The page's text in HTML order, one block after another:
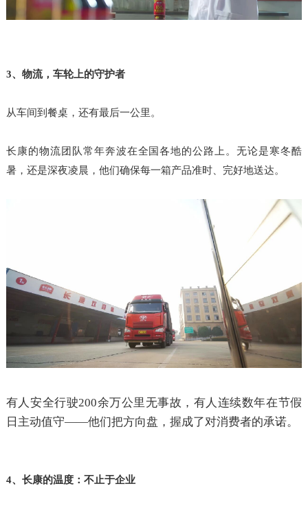
3、物流，车轮上的守护者
从车间到餐桌，还有最后一公里。
长康的物流团队常年奔波在全国各地的公路上。无论是寒冬酷
暑，还是深夜凌晨，他们确保每一箱产品准时、完好地送达。
有人安全行驶200余万公里无事故，有人连续数年在节假
日主动值守——他们把方向盘，握成了对消费者的承诺。
4、长康的温度：不止于企业